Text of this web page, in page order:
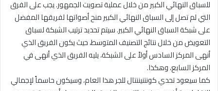
للسباق النهائي الكبير من خلال عملية تصويت الجمهور. يجب على الفرق
التي لم تصل إلى السباق النهائي الكبير منح أصواتها لفريقها المفضل
على شبكة السباق النهائي الكبير. سيتم تحديد ترتيب الشبكة لسباق
التعويض من خلال نتائج التصنيف المتوسط، حيث يكون الفريق الذي
أنهى المركز السادس أولاً على الشبكة، يليه الفريق الذي أنهى في
المركز السابع، وهكذا.
كما سيعود تحدي كونتنيننتال للجر هذا العام، وسيكون حاسماً لإجمالي